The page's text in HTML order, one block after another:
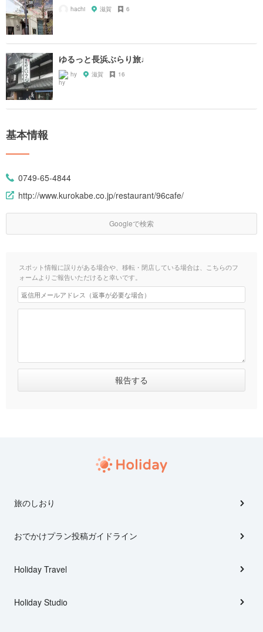
hachi 滋賀 6
ゆるっと長浜ぶらり旅♩
hy 滋賀 16
基本情報
0749-65-4844
http://www.kurokabe.co.jp/restaurant/96cafe/
Googleで検索
スポット情報に誤りがある場合や、移転・閉店している場合は、こちらのフ
ォームよりご報告いただけると幸いです。
旅のしおり
おでかけプラン投稿ガイドライン
Holiday Travel
Holiday Studio